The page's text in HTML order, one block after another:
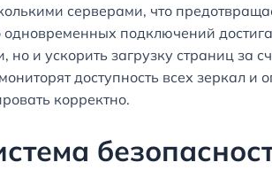
серверами, что
одновременных подключений
но и ускорить загрузку страниц за
доступность всех зеркал
корректно.